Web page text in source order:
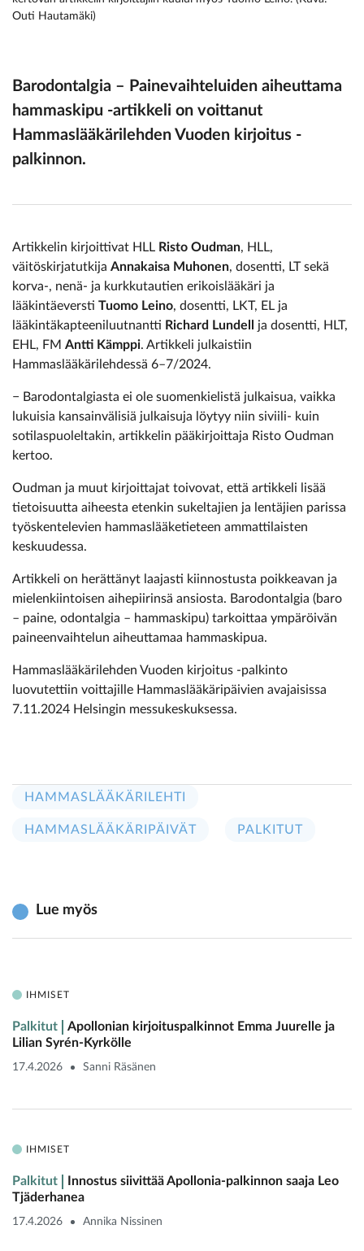
Outi Hautamäki)
Barodontalgia – Painevaihteluiden aiheuttama
hammaskipu -artikkeli on voittanut
Hammaslääkärilehden Vuoden kirjoitus -
palkinnon.
Artikkelin kirjoittivat HLL Risto Oudman, HLL,
väitöskirjatutkija Annakaisa Muhonen, dosentti, LT sekä
korva-, nenä- ja kurkkutautien erikoislääkäri ja
lääkintäeversti Tuomo Leino, dosentti, LKT, EL ja
lääkintäkapteeniluutnantti Richard Lundell
ja dosentti, HLT,
EHL, FM Antti Kämppi. Artikkeli julkaistiin
Hammaslääkärilehdessä 6–7/2024.
− Barodontalgiasta ei ole suomenkielistä julkaisua, vaikka
lukuisia kansainvälisiä julkaisuja löytyy niin siviili- kuin
sotilaspuoleltakin, artikkelin pääkirjoittaja Risto Oudman
kertoo.
Oudman ja muut kirjoittajat toivovat, että artikkeli lisää
tietoisuutta aiheesta etenkin sukeltajien ja lentäjien parissa
työskentelevien hammaslääketieteen ammattilaisten
keskuudessa.
Artikkeli on herättänyt laajasti kiinnostusta poikkeavan ja
mielenkiintoisen aihepiirinsä ansiosta. Barodontalgia (baro
– paine, odontalgia – hammaskipu) tarkoittaa ympäröivän
paineenvaihtelun aiheuttamaa hammaskipua.
Hammaslääkärilehden Vuoden kirjoitus -palkinto
luovutettiin voittajille Hammaslääkäripäivien avajaisissa
7.11.2024 Helsingin messukeskuksessa.
HAMMASLÄÄKÄRILEHTI
HAMMASLÄÄKÄRIPÄIVÄT PALKITUT
Lue myös
IHMISET
Palkitut
Apollonian kirjoituspalkinnot Emma Juurelle ja
Lilian Syrén-Kyrkölle
17.4.2026 Sanni Räsänen
IHMISET
Palkitut
Innostus siivittää Apollonia-palkinnon saaja Leo
Tjäderhanea
17.4.2026 Annika Nissinen